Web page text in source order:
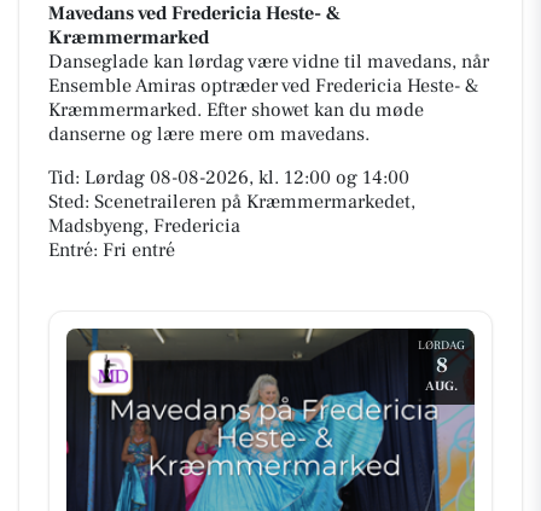
Mavedans ved Fredericia Heste- &
Kræmmermarked
Danseglade kan lørdag være vidne til mavedans, når
Ensemble Amiras optræder ved Fredericia Heste- &
Kræmmermarked. Efter showet kan du møde
danserne og lære mere om mavedans.
Tid: Lørdag 08-08-2026, kl. 12:00 og 14:00
Sted: Scenetraileren på Kræmmermarkedet,
Madsbyeng, Fredericia
Entré: Fri entré
LØRDAG
8
AUG.